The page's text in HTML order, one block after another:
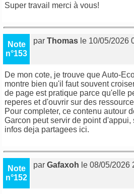
Super travail merci à vous!
Note
n°153
parThomas le 10/05/2026
De mon cote, je trouve que Auto-
montre bien qu'il faut souvent
de page est pratique parce qu'elle
reperes et d'ouvrir sur des
Pour completer,ce contenu autour
Garcon peut servir de point
infos deja partagees ici.
Note
n°152
parGafaxoh le 08/05/2026